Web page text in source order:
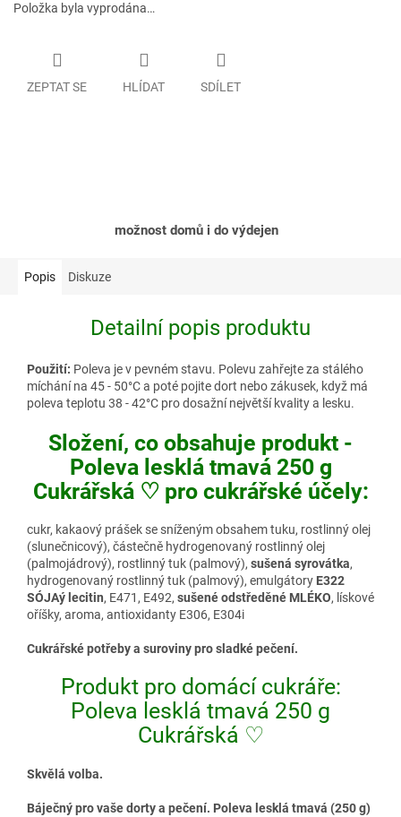
Položka byla vyprodána…
ZEPTAT SE HLÍDAT SDÍLET
možnost domů i do výdejen
Popis Diskuze
Detailní popis produktu
Použití: Poleva je v pevném stavu. Polevu zahřejte za stálého
míchání na 45 - 50°C a poté pojite dort nebo zákusek, když má
poleva teplotu 38 - 42°C pro dosažní největší kvality a lesku.
Složení, co obsahuje produkt -
Poleva lesklá tmavá 250 g
Cukrářská ♡ pro cukrářské účely:
cukr, kakaový prášek se sníženým obsahem tuku, rostlinný olej
(slunečnicový), částečně hydrogenovaný rostlinný olej
(palmojádrový), rostlinný tuk (palmový), sušená syrovátka,
hydrogenovaný rostlinný tuk (palmový), emulgátory E322
SÓJAý lecitin, E471, E492, sušené odstředěné MLÉKO, lískové
oříšky, aroma, antioxidanty E306, E304i
Cukrářské potřeby a suroviny pro sladké pečení.
Produkt pro domácí cukráře:
Poleva lesklá tmavá 250 g
Cukrářská ♡
Skvělá volba.
Báječný pro vaše dorty a pečení. Poleva lesklá tmavá (250 g)